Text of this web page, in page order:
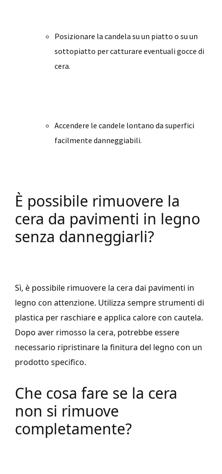
Posizionare la candela su un piatto o su un
sottopiatto per catturare eventuali gocce di
cera.
Accendere le candele lontano da superfici
facilmente danneggiabili.
È possibile rimuovere la
cera da pavimenti in legno
senza danneggiarli?
Sì, è possibile rimuovere la cera dai pavimenti in
legno con attenzione. Utilizza sempre strumenti di
plastica per raschiare e applica calore con cautela.
Dopo aver rimosso la cera, potrebbe essere
necessario ripristinare la finitura del legno con un
prodotto specifico.
Che cosa fare se la cera
non si rimuove
completamente?